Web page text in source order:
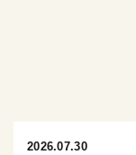
2026.07.30